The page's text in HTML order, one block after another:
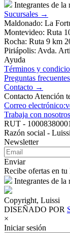
Integrantes de la
Sucursales →
Maldonado: La
Montevideo: Ruta
Rocha: Ruta 9 km
Piriápolis: Avda.
Ayuda
Términos y
Preguntas frecuentes
Contacto →
Contacto Atención
Correo
Trabaja con nosotros
RUT -
Razón social -
Newsletter
Enviar
Recibe ofertas en tu
Integrantes de la
Copyright, Luissi
DISEÑADO POR
×
Iniciar sesión